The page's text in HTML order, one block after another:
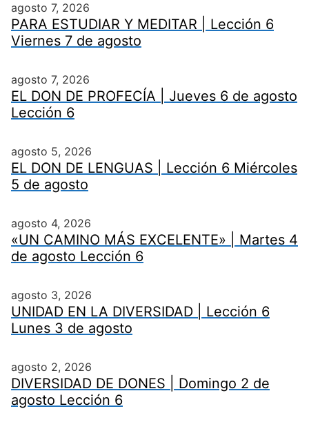
agosto 7, 2026
PARA ESTUDIAR Y MEDITAR | Lección 6
Viernes 7 de agosto
agosto 7, 2026
EL DON DE PROFECÍA | Jueves 6 de agosto
Lección 6
agosto 5, 2026
EL DON DE LENGUAS | Lección 6 Miércoles
5 de agosto
agosto 4, 2026
«UN CAMINO MÁS EXCELENTE» | Martes 4
de agosto Lección 6
agosto 3, 2026
UNIDAD EN LA DIVERSIDAD | Lección 6
Lunes 3 de agosto
agosto 2, 2026
DIVERSIDAD DE DONES | Domingo 2 de
agosto Lección 6